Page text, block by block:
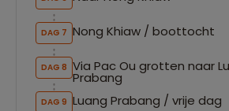
DAG 7 Nong Khiaw / boottocht
DAG 8 Via Pac Ou grotten naar
Prabang
DAG 9 Luang Prabang / vrije dag